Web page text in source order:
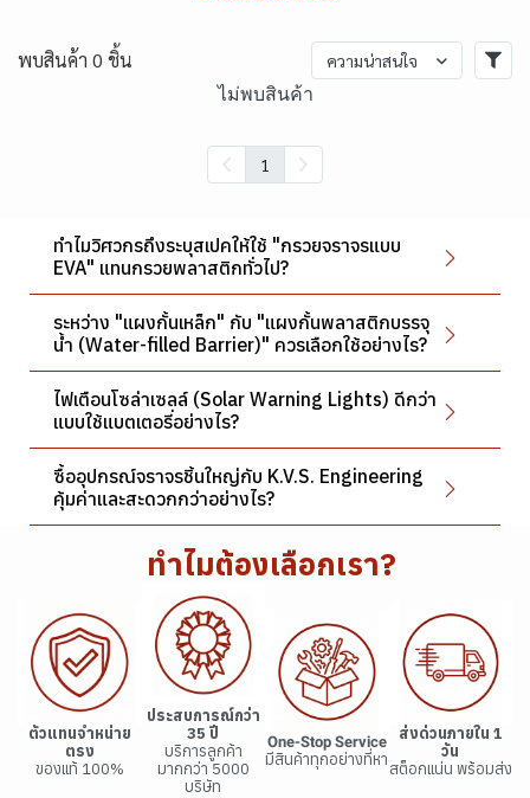
พบสินค้า 0 ชิ้น ความน่าสนใจ
ไม่พบสินค้า
1
ทำไมวิศวกรถึงระบุสเปคให้ใช้ "กรวยจราจรแบบ
EVA" แทนกรวยพลาสติกทั่วไป?
ระหว่าง "แผงกั้นเหล็ก" กับ "แผงกั้นพลาสติกบรรจุ
น้ำ (Water-filled Barrier)" ควรเลือกใช้อย่างไร?
ไฟเตือนโซล่าเซลล์ (Solar Warning Lights) ดีกว่า
แบบใช้แบตเตอรี่อย่างไร?
ซื้ออุปกรณ์จราจรชิ้นใหญ่กับ K.V.S. Engineering
คุ้มค่าและสะดวกกว่าอย่างไร?
ทำไมต้องเลือกเรา?
ตัวแทนจำหน่าย
ตรง
ของแท้ 100%
ประสบการณ์กว่า
35 ปี
บริการลูกค้า
มากกว่า 5000
บริษัท
One-Stop Service
มีสินค้าทุกอย่างที่หา
ส่งด่วนภายใน 1
วัน
สต็อกแน่น พร้อมส่ง